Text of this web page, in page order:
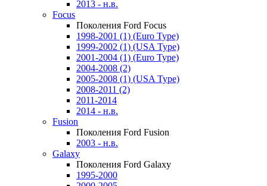
2013 - н.в.
Focus
Поколения Ford Focus
1998-2001 (1) (Euro Type)
1999-2002 (1) (USA Type)
2001-2004 (1) (Euro Type)
2004-2008 (2)
2005-2008 (1) (USA Type)
2008-2011 (2)
2011-2014
2014 - н.в.
Fusion
Поколения Ford Fusion
2003 - н.в.
Galaxy
Поколения Ford Galaxy
1995-2000